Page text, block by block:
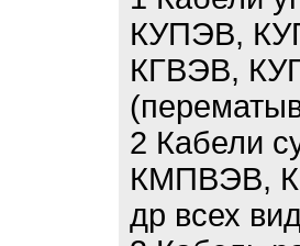
КУПЭВ,
КГВЭВ,
2 Кабели
КМПВЭВ,
др всех